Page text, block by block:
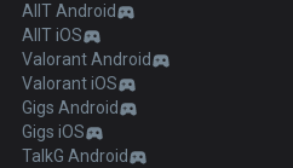
AllT Android
AllT iOS
Valorant Android
Valorant iOS
Gigs Android
Gigs iOS
TalkG Android